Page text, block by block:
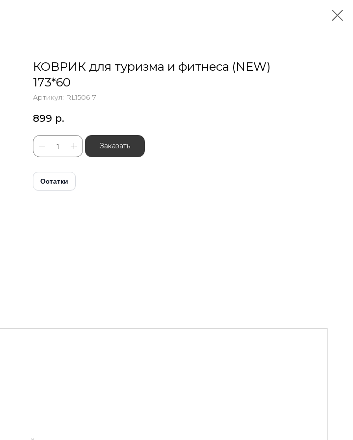
КОВРИК для туризма и фитнеса (NEW)
173*60
Артикул: RL1506-7
899 р.
Заказать
Остатки